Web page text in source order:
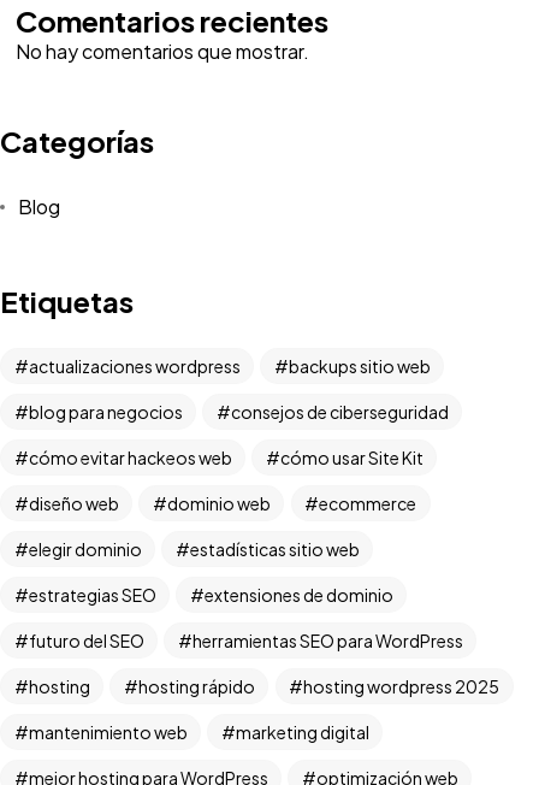
Comentarios recientes
No hay comentarios que mostrar.
Categorías
Blog
Etiquetas
actualizaciones wordpress backups sitio web
blog para negocios consejos de ciberseguridad
cómo evitar hackeos web cómo usar Site Kit
diseño web dominio web ecommerce
elegir dominio estadísticas sitio web
estrategias SEO extensiones de dominio
futuro del SEO herramientas SEO para WordPress
hosting hosting rápido hosting wordpress 2025
mantenimiento web marketing digital
mejor hosting para WordPress optimización web